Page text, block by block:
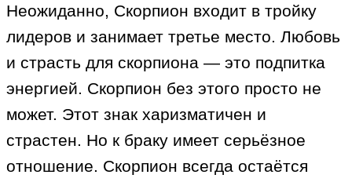
Неожиданно, Скорпион входит в тройку
лидеров и занимает третье место. Любовь
и страсть для скорпиона — это подпитка
энергией. Скорпион без этого просто не
может. Этот знак харизматичен и
страстен. Но к браку имеет серьёзное
отношение. Скорпион всегда остаётся